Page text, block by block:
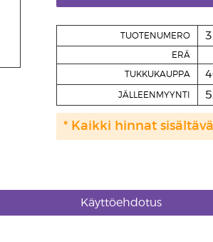
TUOTENUMERO
ERÄ
TUKKUKAUPPA
JÄLLEENMYYNTI
* Kaikki hinnat
Käyttöehdotus